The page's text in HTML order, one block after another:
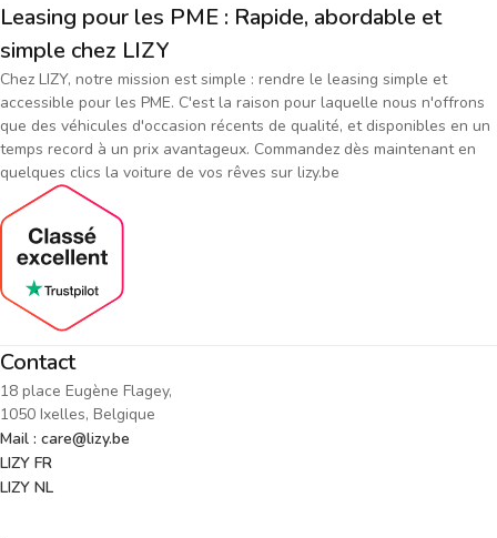
Leasing pour les PME : Rapide, abordable et
simple chez LIZY
Chez LIZY, notre mission est simple : rendre le leasing simple et
accessible pour les PME. C'est la raison pour laquelle nous n'offrons
que des véhicules d'occasion récents de qualité, et disponibles en un
temps record à un prix avantageux. Commandez dès maintenant en
quelques clics la voiture de vos rêves sur lizy.be
Contact
18 place Eugène Flagey,
1050 Ixelles, Belgique
Mail : care@lizy.be
LIZY FR
LIZY NL